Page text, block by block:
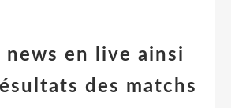
news en live ainsi
des matchs